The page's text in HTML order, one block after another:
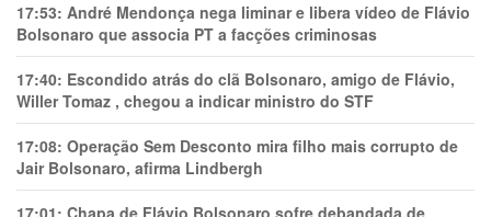
17:53: André Mendonça nega liminar e libera vídeo de Flávio
Bolsonaro que associa PT a facções criminosas
17:40: Escondido atrás do clã Bolsonaro, amigo de Flávio,
Willer Tomaz , chegou a indicar ministro do STF
17:08: Operação Sem Desconto mira filho mais corrupto de
Jair Bolsonaro, afirma Lindbergh